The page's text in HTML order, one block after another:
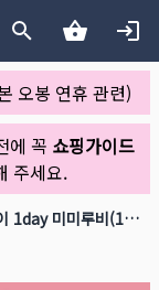
오봉 연휴 관련)
에 꼭 쇼핑가이드
주세요.
PIENAGE 피에나쥬 미미젬원데이 1day 미미루비(1박스 10개들이)